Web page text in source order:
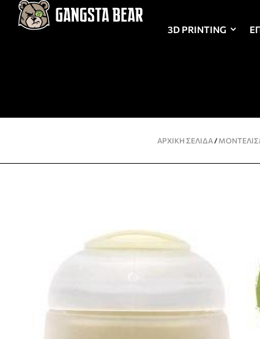
3D PRINTING
ΑΡΧΙΚΉ ΣΕΛΊΔΑ/